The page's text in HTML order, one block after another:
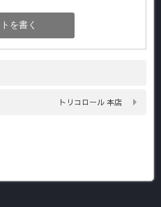
トリコロール 本店